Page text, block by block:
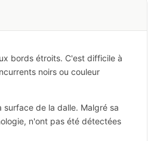
bords étroits. C'est difficile à
noirs ou couleur
surface de la dalle. Malgré sa
n'ont pas été détectées